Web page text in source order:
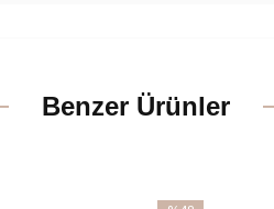
Benzer Ürünler